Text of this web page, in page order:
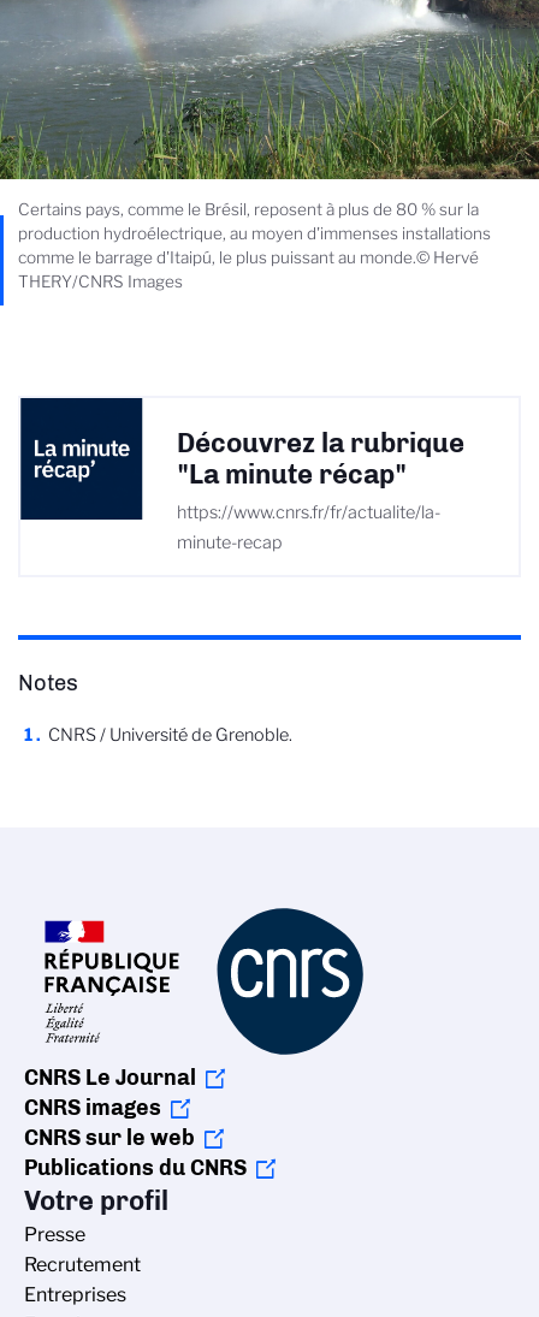
Certains pays, comme le Brésil, reposent à plus de 80 % sur la
production hydroélectrique, au moyen d'immenses installations
comme le barrage d'Itaipú, le plus puissant au monde.© Hervé
THERY/CNRS Images
Découvrez la rubrique
"La minute récap"
https://www.cnrs.fr/fr/actualite/la-
minute-recap
Notes
CNRS / Université de Grenoble.
CNRS Le Journal
CNRS images
CNRS sur le web
Publications du CNRS
Votre profil
Presse
Recrutement
Entreprises